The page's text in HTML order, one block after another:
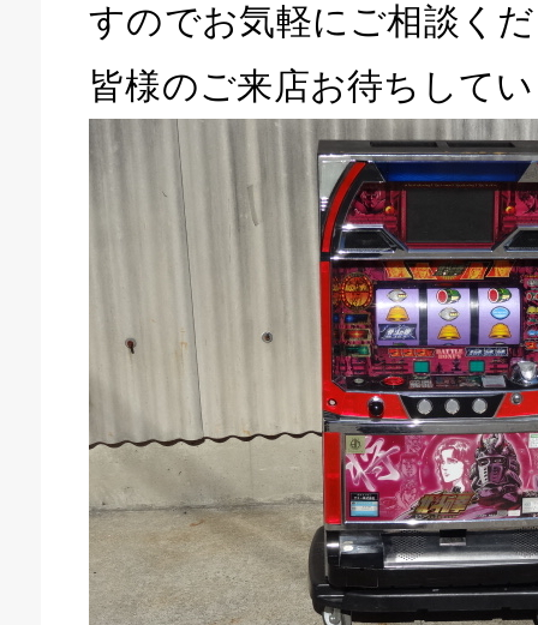
すのでお気軽にご相談く
皆様のご来店お待ちして
ドキ 磐田店
生活館 豊橋東脇本店